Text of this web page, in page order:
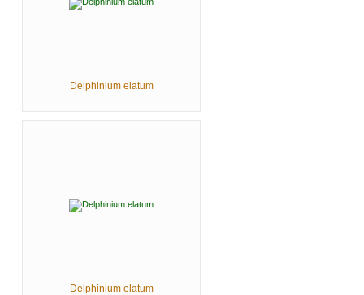
Delphinium elatum
Delphinium elatum